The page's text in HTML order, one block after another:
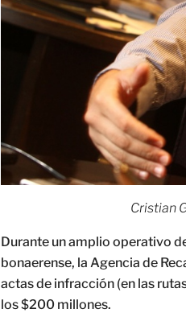
Cristian
Durante un amplio operativo
bonaerense, la Agencia de
actas de infracción (en las
los $200 millones.